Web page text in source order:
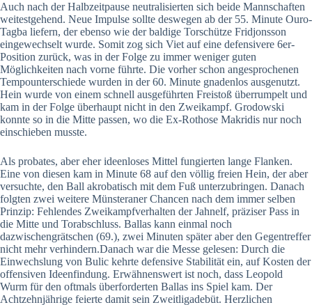
Auch nach der Halbzeitpause neutralisierten sich beide Mannschaften
weitestgehend. Neue Impulse sollte deswegen ab der 55. Minute Ouro-
Tagba liefern, der ebenso wie der baldige Torschütze Fridjonsson
eingewechselt wurde. Somit zog sich Viet auf eine defensivere 6er-
Position zurück, was in der Folge zu immer weniger guten
Möglichkeiten nach vorne führte. Die vorher schon angesprochenen
Tempounterschiede wurden in der 60. Minute gnadenlos ausgenutzt.
Hein wurde von einem schnell ausgeführten Freistoß überrumpelt und
kam in der Folge überhaupt nicht in den Zweikampf. Grodowski
konnte so in die Mitte passen, wo die Ex-Rothose Makridis nur noch
einschieben musste.
Als probates, aber eher ideenloses Mittel fungierten lange Flanken.
Eine von diesen kam in Minute 68 auf den völlig freien Hein, der aber
versuchte, den Ball akrobatisch mit dem Fuß unterzubringen. Danach
folgten zwei weitere Münsteraner Chancen nach dem immer selben
Prinzip: Fehlendes Zweikampfverhalten der Jahnelf, präziser Pass in
die Mitte und Torabschluss. Ballas kann einmal noch
dazwischengrätschen (69.), zwei Minuten später aber den Gegentreffer
nicht mehr verhindern.Danach war die Messe gelesen: Durch die
Einwechslung von Bulic kehrte defensive Stabilität ein, auf Kosten der
offensiven Ideenfindung. Erwähnenswert ist noch, dass Leopold
Wurm für den oftmals überforderten Ballas ins Spiel kam. Der
Achtzehnjährige feierte damit sein Zweitligadebüt. Herzlichen